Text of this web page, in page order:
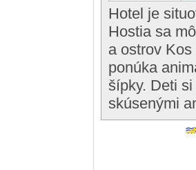
Hotel je
Hostia sa
a ostrov
ponúka
šípky. Deti
skúsenými